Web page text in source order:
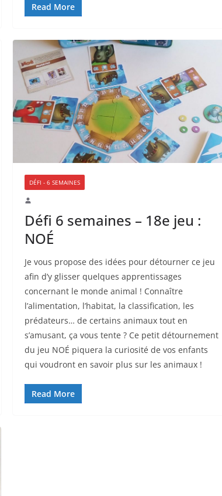
Read More
DÉFI - 6 SEMAINES
Défi 6 semaines – 18e jeu :
NOÉ
Je vous propose des idées pour détourner ce jeu
afin d’y glisser quelques apprentissages
concernant le monde animal ! Connaître
l’alimentation, l’habitat, la classification, les
prédateurs… de certains animaux tout en
s’amusant, ça vous tente ? Ce petit détournement
du jeu NOÉ piquera la curiosité de vos enfants
qui voudront en savoir plus sur les animaux !
Read More